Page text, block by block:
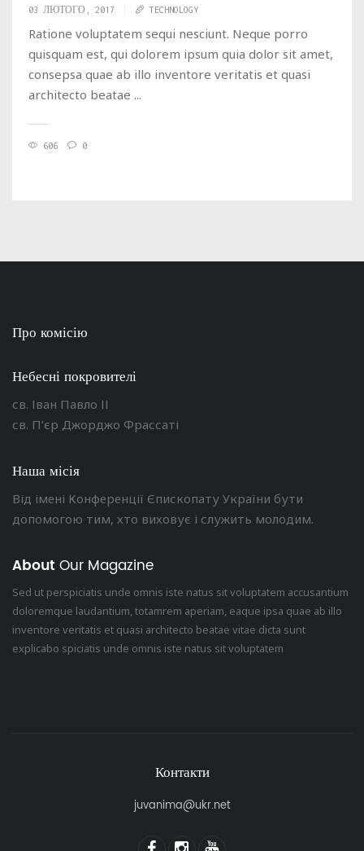
03 ЛЮТОГО, 2017 TECHNOLOGY
Ratione voluptatem sequi nesciunt. Neque porro
quisquam est, qui dolorem ipsum quia dolor sit amet,
consepsa quae ab illo inventore veritatis et quasi
architecto beatae ...
606 0
Про комісію
Небесні покровителі
св. Іван Павло ІІ
св. П’єр Джорджо Фрассаті
Наша місія
Від імені Конференції Єпископату України бути
допомогою тим, хто виховує і служить молодим.
About Our Magazine
Sed ut perspiciatis unde omnis iste natus sit voluptatem accusantium
doloremque laudantium, totamrem aperiam, eaque ipsa quae ab illo
inventore veritatis et quasi architecto beatae vitae dicta sunt
explicabo spiciatis unde omnis iste natus sit voluptatem
Контакти
juvanima@ukr.net